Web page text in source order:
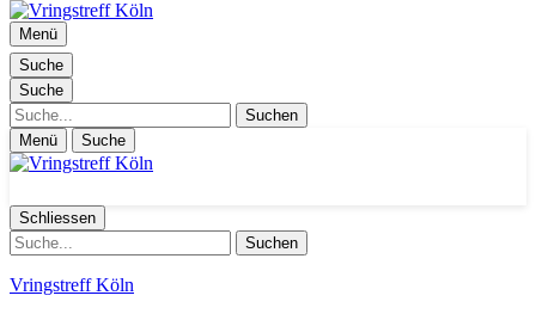
Menü
Suche
Suche
Suche
Menü Suche
Schliessen
Suche
Vringstreff Köln